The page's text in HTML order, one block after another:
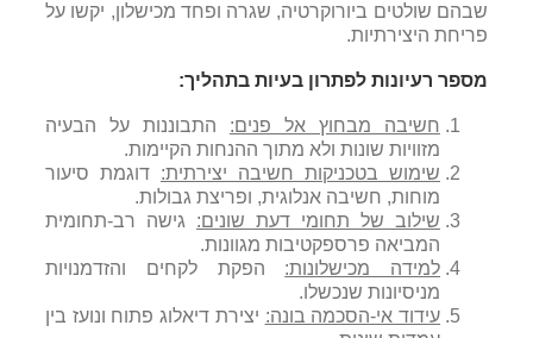
שבהם שולטים ביורוקרטיה, שגרה ופחד מכישלון, יקשו על
פריחת היצירתיות.
מספר רעיונות לפתרון בעיות בתהליך:
חשיבה מבחוץ אל פנים: התבוננות על
הבעיה
מזוויות שונות ולא מתוך ההנחות הקיימות.
שימוש בטכניקות חשיבה יצירתית: דוגמת סיעור
מוחות, חשיבה אנלוגית, ופריצת גבולות.
שילוב של תחומי דעת שונים: גישה רב-תחומית
המביאה פרספקטיבות מגוונות.
למידה מכישלונות: הפקת לקחים והזדמנויות
מניסיונות שנכשלו.
עידוד אי-הסכמה בונה: יצירת דיאלוג פתוח ונועז בין